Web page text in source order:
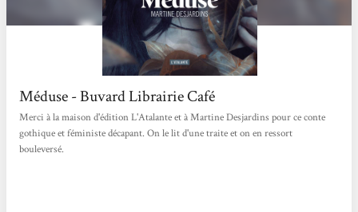
Méduse - Buvard Librairie Café
Merci à la maison d'édition L'Atalante et à Martine Desjardins pour ce conte
gothique et féministe décapant. On le lit d'une traite et on en ressort
bouleversé.